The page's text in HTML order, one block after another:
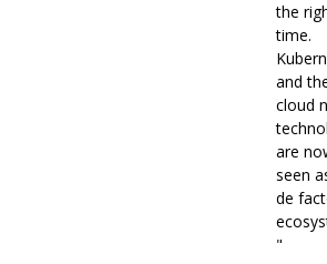
the
time.
and
cloud
are
seen
de
"